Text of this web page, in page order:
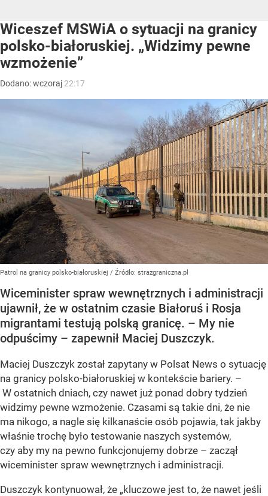
Wiceszef MSWiA o sytuacji na granicy
polsko-białoruskiej. „Widzimy pewne
wzmożenie”
Dodano:wczoraj 22:17
Patrol na granicy polsko-białoruskiej / Źródło: strazgraniczna.pl
Wiceminister spraw wewnętrznych i administracji
ujawnił, że w ostatnim czasie Białoruś i Rosja
migrantami testują polską granicę. – My nie
odpuścimy – zapewnił Maciej Duszczyk.
Maciej Duszczyk został zapytany w Polsat News o sytuację
na granicy polsko-białoruskiej w kontekście bariery. –
W ostatnich dniach, czy nawet już ponad dobry tydzień
widzimy pewne wzmożenie. Czasami są takie dni, że nie
ma nikogo, a nagle się kilkanaście osób pojawia, tak jakby
właśnie trochę było testowanie naszych systemów,
czy aby my na pewno funkcjonujemy dobrze – zaczął
wiceminister spraw wewnętrznych i administracji.
Duszczyk kontynuował, że „kluczowe jest to, że nawet jeśli